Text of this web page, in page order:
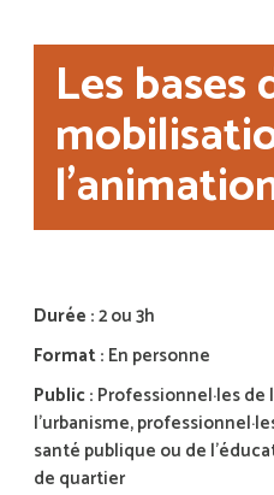
Les bases
Durée :2 ou 3h
Format : En personne
Public : Professionnel·les
l’urbanisme,
santé publique ou de
de quartier